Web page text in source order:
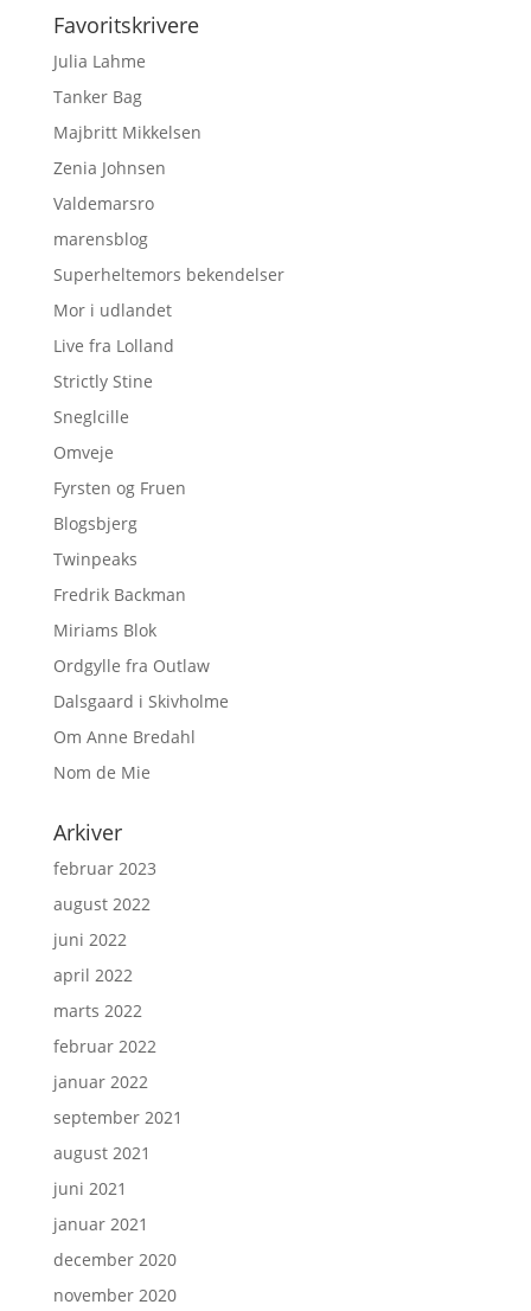
Favoritskrivere
Julia Lahme
Tanker Bag
Majbritt Mikkelsen
Zenia Johnsen
Valdemarsro
marensblog
Superheltemors bekendelser
Mor i udlandet
Live fra Lolland
Strictly Stine
Sneglcille
Omveje
Fyrsten og Fruen
Blogsbjerg
Twinpeaks
Fredrik Backman
Miriams Blok
Ordgylle fra Outlaw
Dalsgaard i Skivholme
Om Anne Bredahl
Nom de Mie
Arkiver
februar 2023
august 2022
juni 2022
april 2022
marts 2022
februar 2022
januar 2022
september 2021
august 2021
juni 2021
januar 2021
december 2020
november 2020